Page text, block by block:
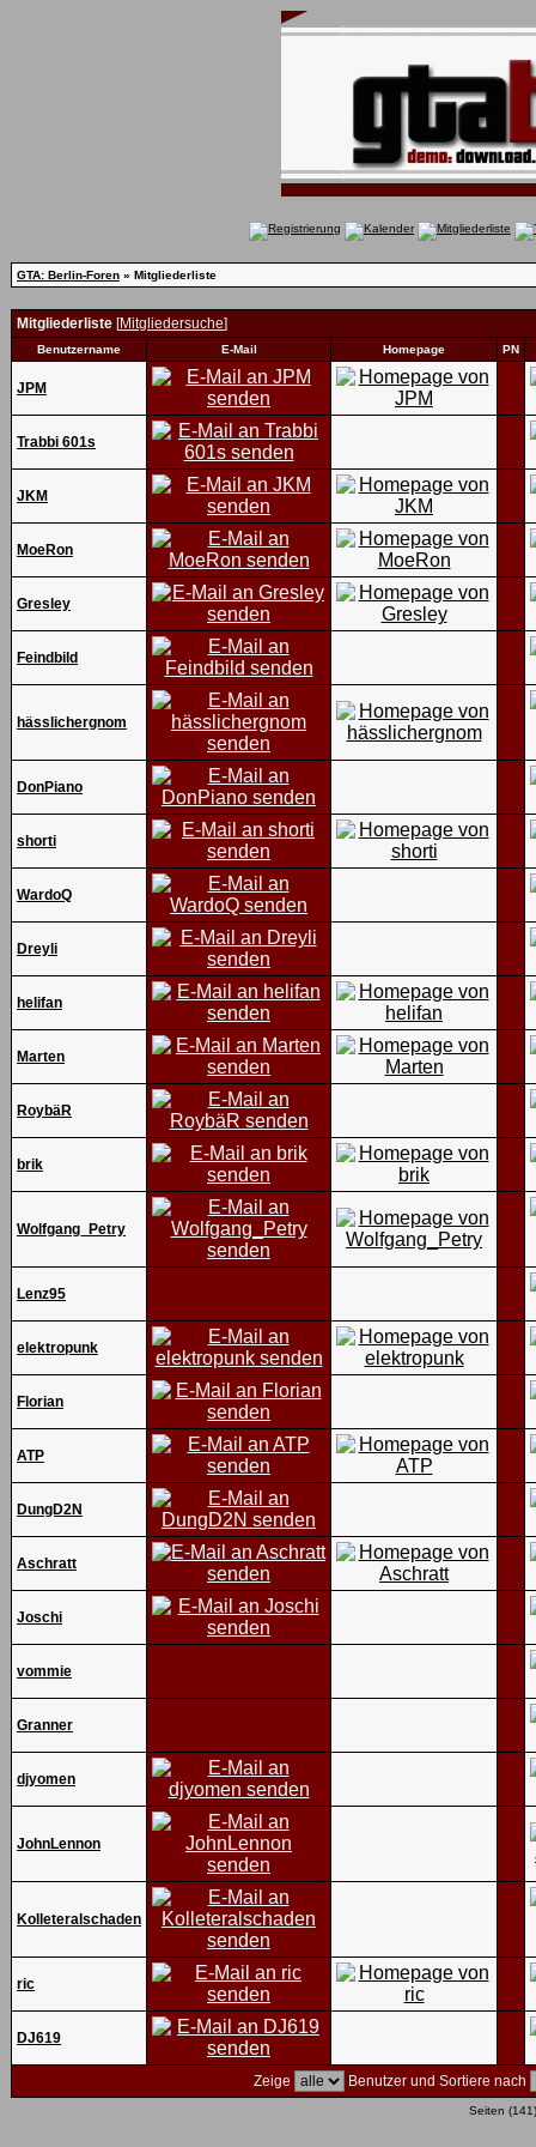
GTA: Berlin-Foren » Mitgliederliste
Mitgliederliste [Mitgliedersuche]
Benutzername E-Mail Homepage PN
JPM
Trabbi 601s
JKM
MoeRon
Gresley
Feindbild
hässlichergnom
DonPiano
shorti
WardoQ
Dreyli
helifan
Marten
RoybäR
brik
Wolfgang_Petry
Lenz95
elektropunk
Florian
ATP
DungD2N
Aschratt
Joschi
vommie
Granner
djyomen
JohnLennon
Kolleteralschaden
ric
DJ619
Zeige Benutzer und Sortiere nach
Seiten